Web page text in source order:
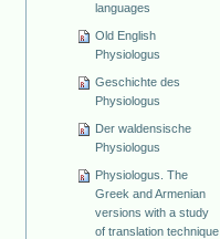
languages
Old English
Physiologus
Geschichte des
Physiologus
Der waldensische
Physiologus
Physiologus. The
Greek and Armenian
versions with a study
of translation technique